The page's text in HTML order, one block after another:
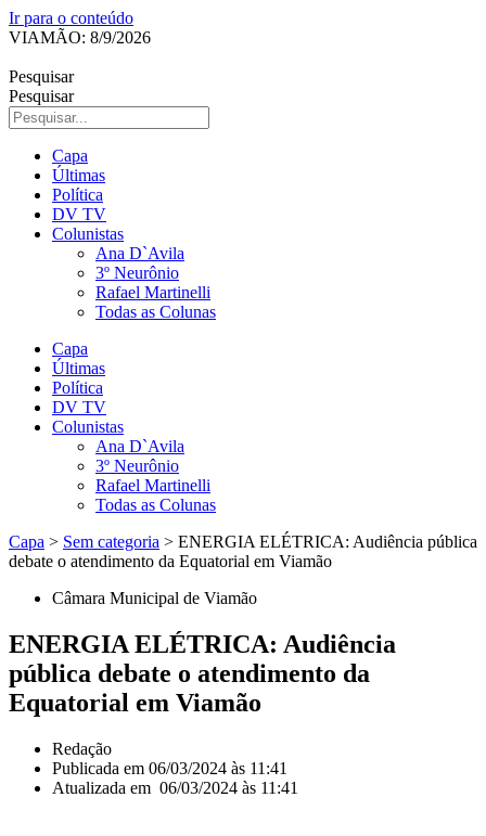
Ir para o conteúdo
VIAMÃO: 8/9/2026
Pesquisar
Pesquisar
Capa
Últimas
Política
DV TV
Colunistas
Ana D`Avila
3º Neurônio
Rafael Martinelli
Todas as Colunas
Capa
Últimas
Política
DV TV
Colunistas
Ana D`Avila
3º Neurônio
Rafael Martinelli
Todas as Colunas
Capa > Sem categoria > ENERGIA ELÉTRICA: Audiência pública
debate o atendimento da Equatorial em Viamão
Câmara Municipal de Viamão
ENERGIA ELÉTRICA: Audiência
pública debate o atendimento da
Equatorial em Viamão
Redação
Publicada em 06/03/2024 às 11:41
Atualizada em 06/03/2024 às 11:41